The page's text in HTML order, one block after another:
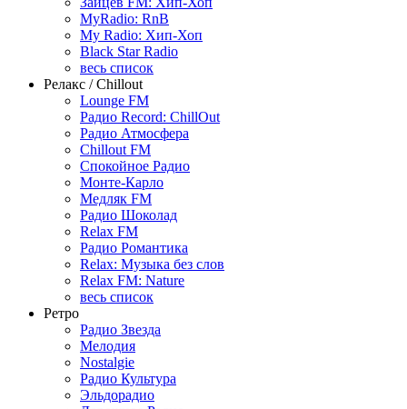
MyRadio: RnB
My Radio: Хип-Хоп
Black Star Radio
весь список
Релакс / Chillout
Lounge FM
Радио Record: ChillOut
Радио Атмосфера
Chillout FM
Спокойное Радио
Монте-Карло
Медляк FM
Радио Шоколад
Relax FM
Радио Романтика
Relax: Музыка без слов
Relax FM: Nature
весь список
Ретро
Радио Звезда
Мелодия
Nostalgie
Радио Культура
Эльдорадио